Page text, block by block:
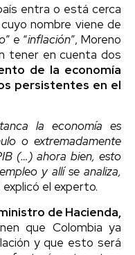
entra o está cerca
nombre viene de
” e “inflación”, Moreno
tener en cuenta dos
de la economía
persistentes en el
la economía es
o extremadamente
(…) ahora bien, esto
y allí se analiza,
explicó el experto.
de Hacienda,
que Colombia ya
y que esto será